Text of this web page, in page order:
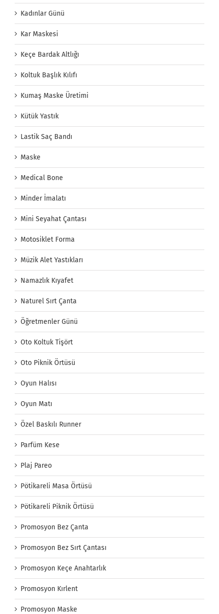
Kadınlar Günü
Kar Maskesi
Keçe Bardak Altlığı
Koltuk Başlık Kılıfı
Kumaş Maske Üretimi
Kütük Yastık
Lastik Saç Bandı
Maske
Medical Bone
Minder İmalatı
Mini Seyahat Çantası
Motosiklet Forma
Müzik Alet Yastıkları
Namazlık Kıyafet
Naturel Sırt Çanta
Öğretmenler Günü
Oto Koltuk Tişört
Oto Piknik Örtüsü
Oyun Halısı
Oyun Matı
Özel Baskılı Runner
Parfüm Kese
Plaj Pareo
Pötikareli Masa Örtüsü
Pötikareli Piknik Örtüsü
Promosyon Bez Çanta
Promosyon Bez Sırt Çantası
Promosyon Keçe Anahtarlık
Promosyon Kırlent
Promosyon Maske